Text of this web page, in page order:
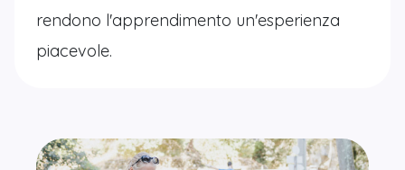
rendono l'apprendimento un'esperienza
piacevole.